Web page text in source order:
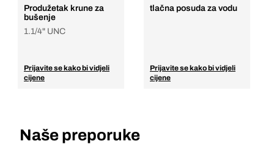
Produžetak krune za
bušenje
1.1/4" UNC
Prijavite se kako bi vidjeli
cijene
tlačna posuda za vodu
Prijavite se kako bi vidjeli
cijene
Naše preporuke